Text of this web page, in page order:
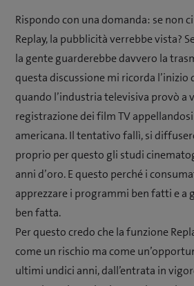
Rispondo con una domanda: se non
Replay, la pubblicità verrebbe vista?
la gente guarderebbe davvero la
questa discussione mi ricorda l’inizio
quando l’industria televisiva provò a
registrazione dei film TV
americana. Il tentativo fallì, si
proprio per questo gli studi
anni d’oro. E questo perché i
apprezzare i programmi ben fatti e a
ben fatta.
Per questo credo che la funzione
come un rischio ma come
ultimi undici anni, dall’entrata in